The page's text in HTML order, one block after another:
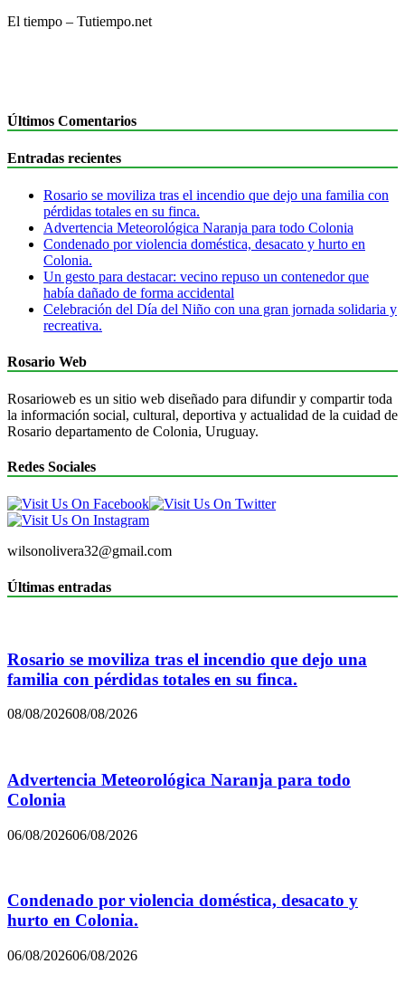
El tiempo – Tutiempo.net
Últimos Comentarios
Entradas recientes
Rosario se moviliza tras el incendio que dejo una familia con
pérdidas totales en su finca.
Advertencia Meteorológica Naranja para todo Colonia
Condenado por violencia doméstica, desacato y hurto en
Colonia.
Un gesto para destacar: vecino repuso un contenedor que
había dañado de forma accidental
Celebración del Día del Niño con una gran jornada solidaria y
recreativa.
Rosario Web
Rosarioweb es un sitio web diseñado para difundir y compartir toda
la información social, cultural, deportiva y actualidad de la cuidad de
Rosario departamento de Colonia, Uruguay.
Redes Sociales
wilsonolivera32@gmail.com
Últimas entradas
Rosario se moviliza tras el incendio que dejo una
familia con pérdidas totales en su finca.
08/08/202608/08/2026
Advertencia Meteorológica Naranja para todo
Colonia
06/08/202606/08/2026
Condenado por violencia doméstica, desacato y
hurto en Colonia.
06/08/202606/08/2026